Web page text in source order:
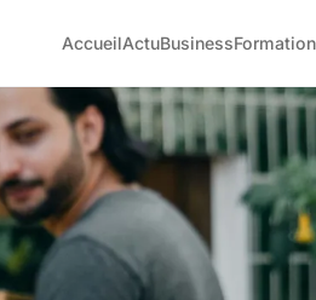
AccueilActuBusinessFormation